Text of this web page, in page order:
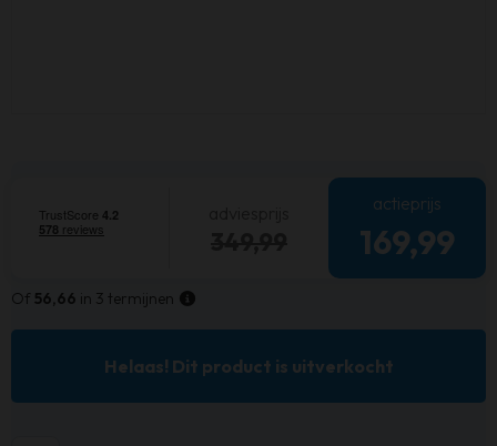
actieprijs
169,99
Of 56,66 in 3 termijnen
Helaas! Dit product is uitverkocht